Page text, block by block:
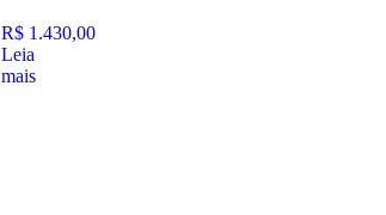
R$ 1.430,00
Leia
mais